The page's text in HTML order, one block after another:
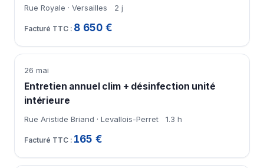
Rue Royale · Versailles 2 j
8 650 €
26 mai
Entretien annuel clim + désinfection unité
intérieure
Rue Aristide Briand · Levallois-Perret 1.3 h
165 €